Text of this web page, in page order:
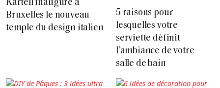
Kartell inaugure à
Bruxelles le nouveau
temple du design italien
5 raisons pour
lesquelles votre
serviette définit
l’ambiance de votre
salle de bain